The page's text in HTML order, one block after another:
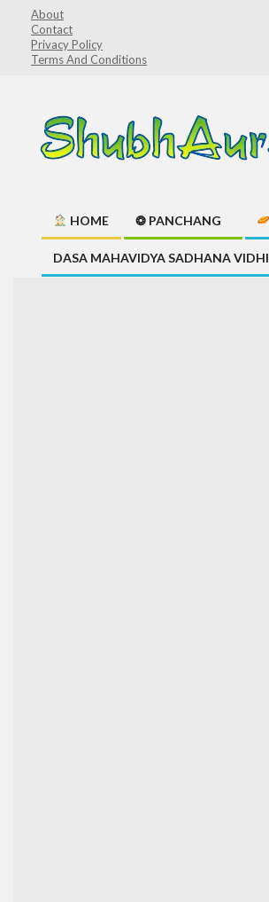
content
About
Contact
Privacy Policy
Terms And Conditions
HOME ❂ PANCHANG
DASA MAHAVIDYA SADHANA VIDHI